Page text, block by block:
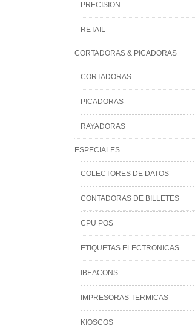
PRECISION
RETAIL
CORTADORAS & PICADORAS
CORTADORAS
PICADORAS
RAYADORAS
ESPECIALES
COLECTORES DE DATOS
CONTADORAS DE BILLETES
CPU POS
ETIQUETAS ELECTRONICAS
IBEACONS
IMPRESORAS TERMICAS
KIOSCOS